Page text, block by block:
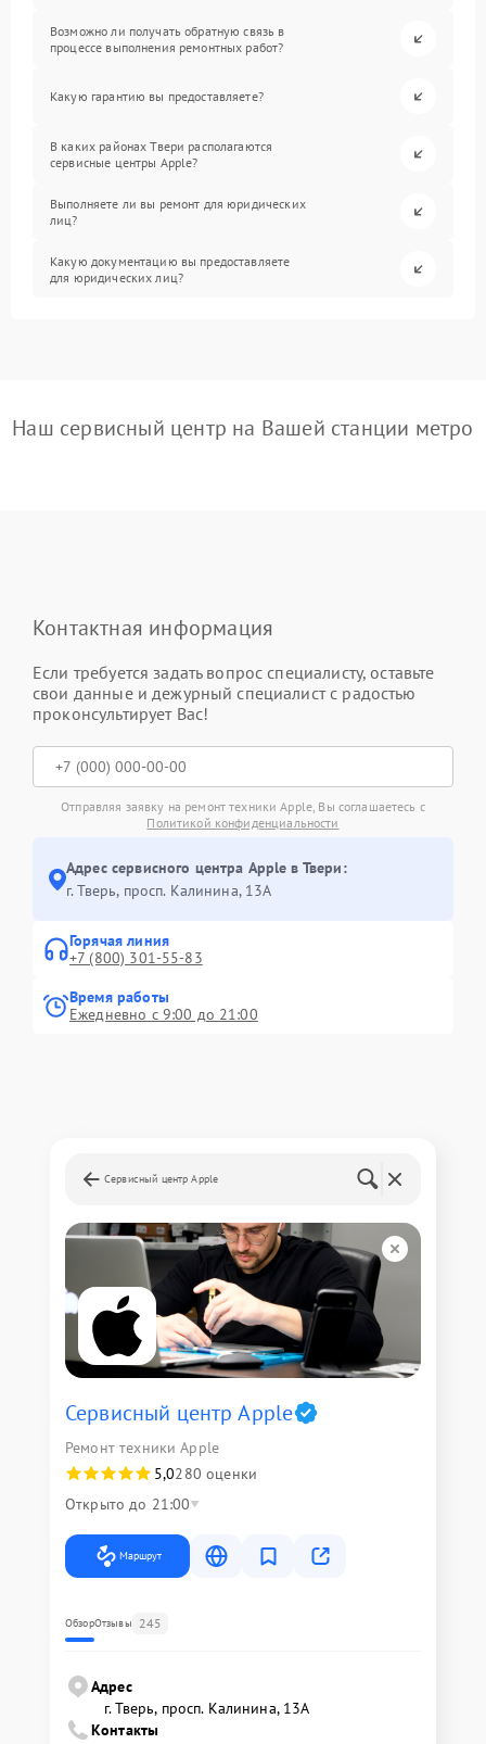
Возможно ли получать обратную связь в
процессе выполнения ремонтных работ?
Какую гарантию вы предоставляете?
В каких районах Твери располагаются
сервисные центры Apple?
Выполняете ли вы ремонт для юридических
лиц?
Какую документацию вы предоставляете
для юридических лиц?
Наш сервисный центр на Вашей станции метро
Контактная информация
Если требуется задать вопрос специалисту, оставьте
свои данные и дежурный специалист с радостью
проконсультирует Вас!
Отправляя заявку на ремонт техники Apple, Вы соглашаетесь с
Политикой конфиденциальности
Адрес сервисного центра Apple в Твери:
г. Тверь, просп. Калинина, 13А
Горячая линия
+7 (800) 301-55-83
Время работы
Ежедневно с 9:00 до 21:00
Сервисный центр Apple
Сервисный центр Apple
Ремонт техники Apple
5,0280 оценки
Открыто до 21:00
Маршрут
ОбзорОтзывы 245
Адрес
г. Тверь, просп. Калинина, 13А
Контакты